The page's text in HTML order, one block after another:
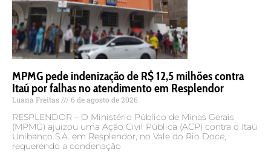
MPMG pede indenização de R$ 12,5 milhões contra
Itaú por falhas no atendimento em Resplendor
Luana Freitas 6 de agosto de 2026
RESPLENDOR – O Ministério Público de Minas Gerais
(MPMG) ajuizou uma Ação Civil Pública (ACP) contra o Itaú
Unibanco S.A. em Resplendor, no Vale do Rio Doce,
requerendo a condenação